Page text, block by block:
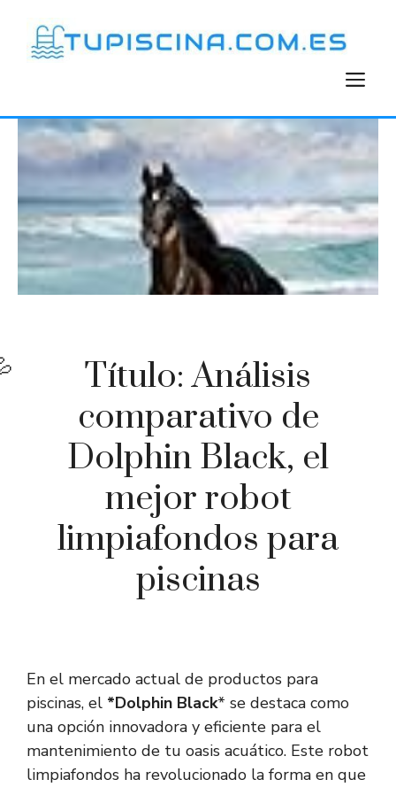
contenido
Título: Análisis
comparativo de
Dolphin Black, el
mejor robot
limpiafondos para
piscinas
En el mercado actual de productos para
piscinas, el *Dolphin Black* se destaca como
una opción innovadora y eficiente para el
mantenimiento de tu oasis acuático. Este robot
limpiafondos ha revolucionado la forma en que